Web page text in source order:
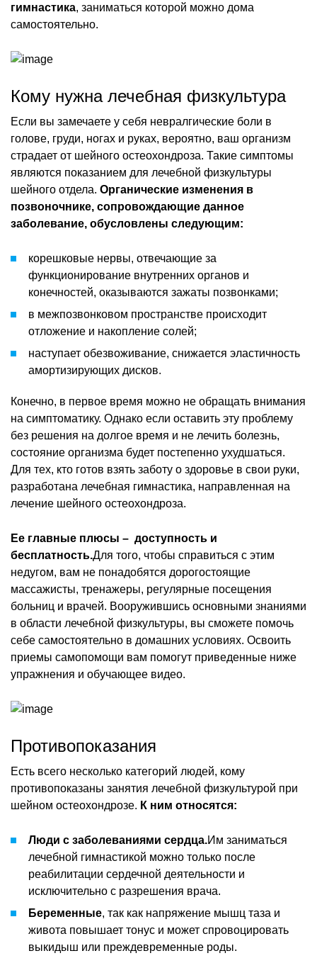
гимнастика, заниматься которой можно дома
самостоятельно.
Кому нужна лечебная физкультура
Если вы замечаете у себя невралгические боли в
голове, груди, ногах и руках, вероятно, ваш организм
страдает от шейного остеохондроза. Такие симптомы
являются показанием для лечебной физкультуры
шейного отдела. Органические изменения в
позвоночнике, сопровождающие данное
заболевание, обусловлены следующим:
корешковые нервы, отвечающие за
функционирование внутренних органов и
конечностей, оказываются зажаты позвонками;
в межпозвонковом пространстве происходит
отложение и накопление солей;
наступает обезвоживание, снижается эластичность
амортизирующих дисков.
Конечно, в первое время можно не обращать внимания
на симптоматику. Однако если оставить эту проблему
без решения на долгое время и не лечить болезнь,
состояние организма будет постепенно ухудшаться.
Для тех, кто готов взять заботу о здоровье в свои руки,
разработана лечебная гимнастика, направленная на
лечение шейного остеохондроза.
Ее главные плюсы – доступность и
бесплатность.Для того, чтобы справиться с этим
недугом, вам не понадобятся дорогостоящие
массажисты, тренажеры, регулярные посещения
больниц и врачей. Вооружившись основными знаниями
в области лечебной физкультуры, вы сможете помочь
себе самостоятельно в домашних условиях. Освоить
приемы самопомощи вам помогут приведенные ниже
упражнения и обучающее видео.
Противопоказания
Есть всего несколько категорий людей, кому
противопоказаны занятия лечебной физкультурой при
шейном остеохондрозе. К ним относятся:
Люди с заболеваниями сердца.Им заниматься
лечебной гимнастикой можно только после
реабилитации сердечной деятельности и
исключительно с разрешения врача.
Беременные, так как напряжение мышц таза и
живота повышает тонус и может спровоцировать
выкидыш или преждевременные роды.